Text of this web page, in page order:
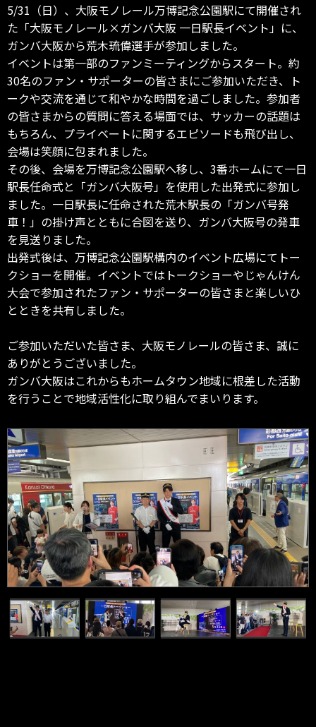
5/31（日）、大阪モノレール万博記念公園駅にて開催され
た「大阪モノレール×ガンバ大阪 一日駅長イベント」に、
ガンバ大阪から荒木琉偉選手が参加しました。
イベントは第一部のファンミーティングからスタート。約
30名のファン・サポーターの皆さまにご参加いただき、ト
ークや交流を通じて和やかな時間を過ごしました。参加者
の皆さまからの質問に答える場面では、サッカーの話題は
もちろん、プライベートに関するエピソードも飛び出し、
会場は笑顔に包まれました。
その後、会場を万博記念公園駅へ移し、3番ホームにて一日
駅長任命式と「ガンバ大阪号」を使用した出発式に参加し
ました。一日駅長に任命された荒木駅長の「ガンバ号発
車！」の掛け声とともに合図を送り、ガンバ大阪号の発車
を見送りました。
出発式後は、万博記念公園駅構内のイベント広場にてトー
クショーを開催。イベントではトークショーやじゃんけん
大会で参加されたファン・サポーターの皆さまと楽しいひ
とときを共有しました。
ご参加いただいた皆さま、大阪モノレールの皆さま、誠に
ありがとうございました。
ガンバ大阪はこれからもホームタウン地域に根差した活動
を行うことで地域活性化に取り組んでまいります。